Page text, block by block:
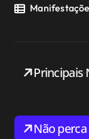
Principais
Não perca